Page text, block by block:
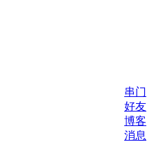
串门
好友
博客
消息